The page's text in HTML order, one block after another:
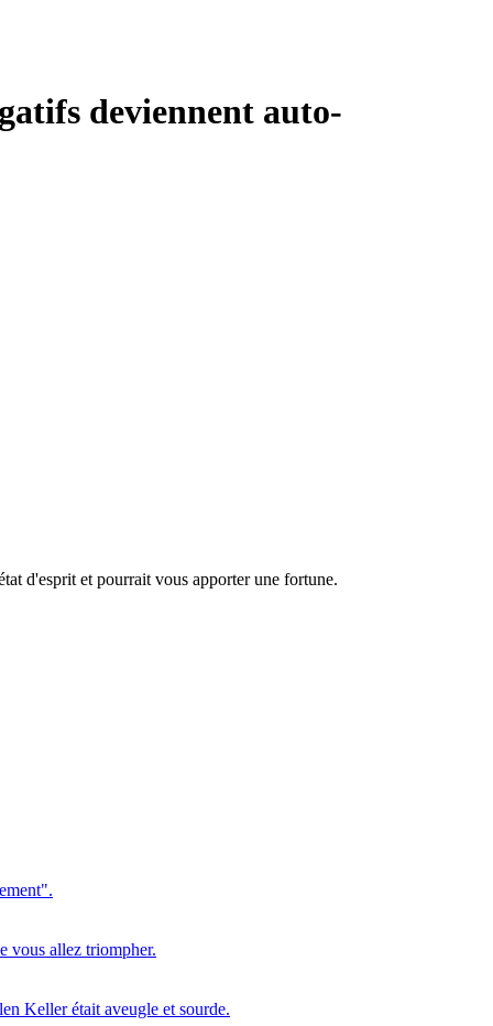
deviennent auto-
d'esprit et pourrait vous apporter une fortune.
vous allez triompher.
Keller était aveugle et sourde.